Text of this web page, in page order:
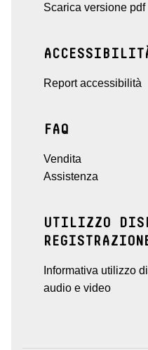
Scarica versione pdf
Report accessibilità
FAQ
Vendita
Assistenza
UTILIZZO
Informativa utilizzo
audio e video